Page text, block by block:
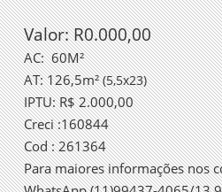
Valor: R0.000,00
AC: 60M²
AT: 126,5m²(5,5x23)
IPTU: R$ 2.000,00
Creci :160844
Cod : 261364
Para maiores informações nos